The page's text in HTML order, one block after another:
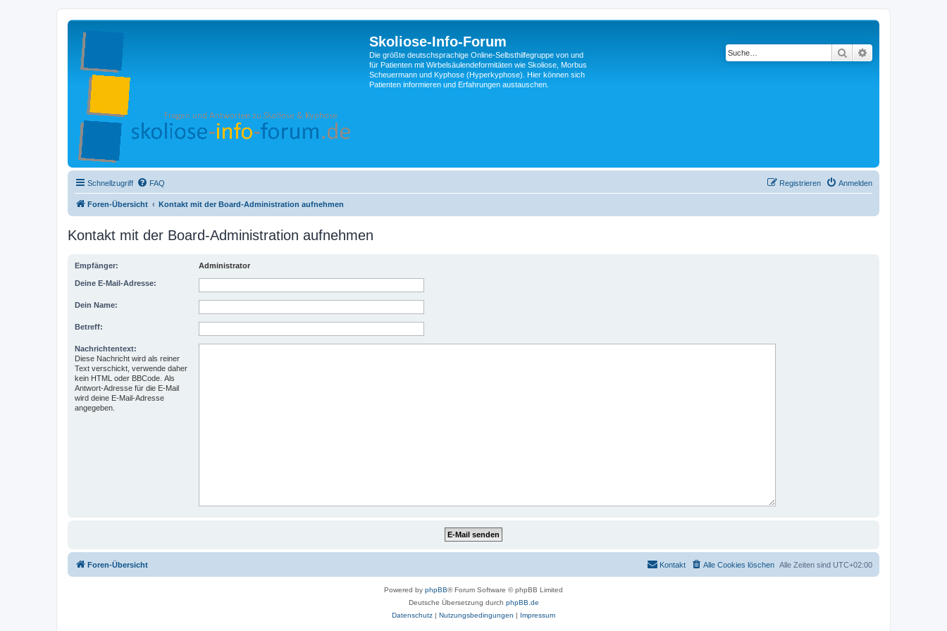
Skoliose-Info-Forum
Die größte deutschsprachige Online-Selbsthilfegruppe von und
für Patienten mit Wirbelsäulendeformitäten wie Skoliose, Morbus
Scheuermann und Kyphose (Hyperkyphose). Hier können sich
Patienten informieren und Erfahrungen austauschen.
Suche
Schnellzugriff FAQ Anmelden
Registrieren
Foren-Übersicht Kontakt mit der Board-Administration aufnehmen
Kontakt mit der Board-Administration aufnehmen
Empfänger: Administrator
Deine E-Mail-Adresse:
Dein Name:
Betreff:
Nachrichtentext:
Diese Nachricht wird als reiner
Text verschickt, verwende daher
kein HTML oder BBCode. Als
Antwort-Adresse für die E-Mail
wird deine E-Mail-Adresse
angegeben.
Foren-Übersicht Alle Zeiten sind UTC+02:00
Alle Cookies löschen
Kontakt
Powered by phpBB® Forum Software © phpBB Limited
Deutsche Übersetzung durch phpBB.de
Datenschutz | Nutzungsbedingungen | Impressum